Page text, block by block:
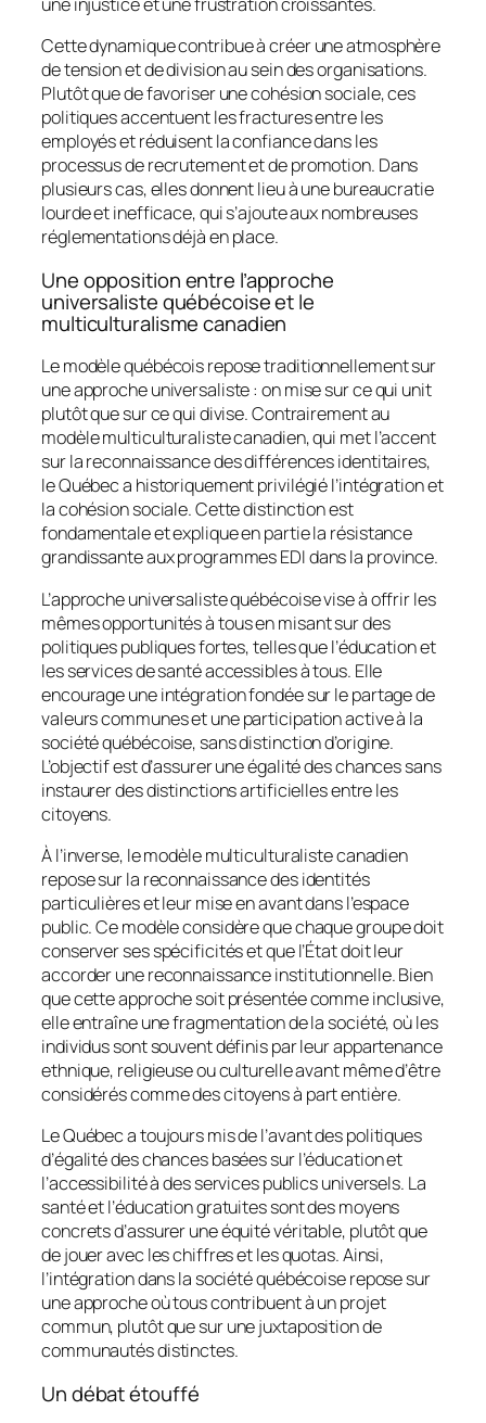
Cette dynamique contribue à créer une atmosphère
de tension et de division au sein des organisations.
Plutôt que de favoriser une cohésion sociale, ces
politiques accentuent les fractures entre les
employés et réduisent la confiance dans les
processus de recrutement et de promotion. Dans
plusieurs cas, elles donnent lieu à une bureaucratie
lourde et inefficace, qui s’ajoute aux nombreuses
réglementations déjà en place.
Une opposition entre l’approche
universaliste québécoise et le
multiculturalisme canadien
Le modèle québécois repose traditionnellement sur
une approche universaliste : on mise sur ce qui unit
plutôt que sur ce qui divise. Contrairement au
modèle multiculturaliste canadien, qui met l’accent
sur la reconnaissance des différences identitaires,
le Québec a historiquement privilégié l’intégration et
la cohésion sociale. Cette distinction est
fondamentale et explique en partie la résistance
grandissante aux programmes EDI dans la province.
L’approche universaliste québécoise vise à offrir les
mêmes opportunités à tous en misant sur des
politiques publiques fortes, telles que l’éducation et
les services de santé accessibles à tous. Elle
encourage une intégration fondée sur le partage de
valeurs communes et une participation active à la
société québécoise, sans distinction d’origine.
L’objectif est d’assurer une égalité des chances sans
instaurer des distinctions artificielles entre les
citoyens.
À l’inverse, le modèle multiculturaliste canadien
repose sur la reconnaissance des identités
particulières et leur mise en avant dans l’espace
public. Ce modèle considère que chaque groupe doit
conserver ses spécificités et que l’État doit leur
accorder une reconnaissance institutionnelle. Bien
que cette approche soit présentée comme inclusive,
elle entraîne une fragmentation de la société, où les
individus sont souvent définis par leur appartenance
ethnique, religieuse ou culturelle avant même d’être
considérés comme des citoyens à part entière.
Le Québec a toujours mis de l’avant des politiques
d’égalité des chances basées sur l’éducation et
l’accessibilité à des services publics universels. La
santé et l’éducation gratuites sont des moyens
concrets d’assurer une équité véritable, plutôt que
de jouer avec les chiffres et les quotas. Ainsi,
l’intégration dans la société québécoise repose sur
une approche où tous contribuent à un projet
commun, plutôt que sur une juxtaposition de
communautés distinctes.
Un débat étouffé